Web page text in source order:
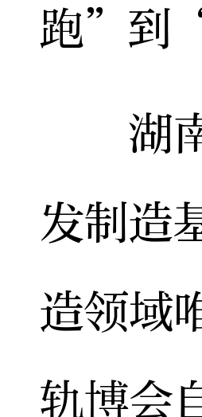
跑”到
湖南
发制造
造领域
轨博会